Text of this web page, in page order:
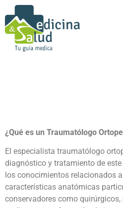
¿Qué es un Traumatólogo
El especialista traumatólogo
diagnóstico y tratamiento de
los conocimientos relacionados
características anatómicas
conservadores como